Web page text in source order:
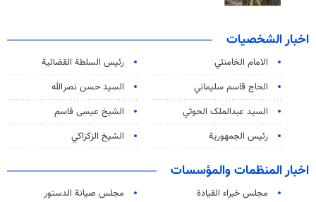
اخبار الشخصيات
الامام الخامنئي
رئیس السلطة القضائیة
الحاج قاسم سليماني
السيد حسن نصرالله
السید عبدالملک الحوثي
الشيخ عيسى قاسم
رئيس الجمهورية
الشيخ الزكزاكي
اخبار المنظمات والمؤسسات
مجلس خبراء القيادة
مجلس صيانة الدستور